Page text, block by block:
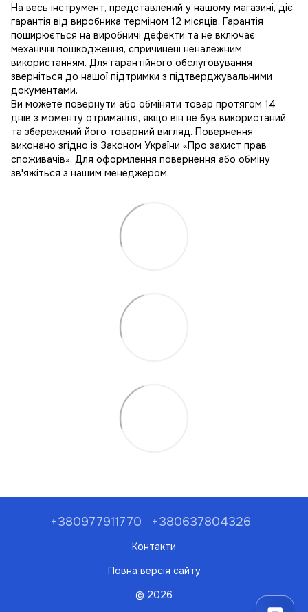
На весь інструмент, представлений у нашому магазині, діє
гарантія від виробника терміном 12 місяців. Гарантія
поширюється на виробничі дефекти та не включає
механічні пошкодження, спричинені неналежним
використанням. Для гарантійного обслуговування
зверніться до нашої підтримки з підтверджувальними
документами.
Ви можете повернути або обміняти товар протягом 14
днів з моменту отримання, якщо він не був використаний
та збережений його товарний вигляд. Повернення
виконано згідно із Законом України «Про захист прав
споживачів». Для оформлення повернення або обміну
зв'яжіться з нашим менеджером.
+380977911770 +380637804326
Контакти
Повна версія сайту
© 2026